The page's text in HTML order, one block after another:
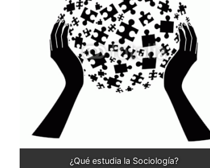
¿Qué estudia la Sociología?